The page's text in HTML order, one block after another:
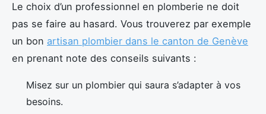
Le choix d’un professionnel en plomberie ne doit
pas se faire au hasard. Vous trouverez par exemple
un bon artisan plombier dans le canton de Genève
en prenant note des conseils suivants :
Misez sur un plombier qui saura s’adapter à vos
besoins.